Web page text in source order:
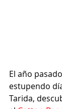
El año
estupendo
Tarida,